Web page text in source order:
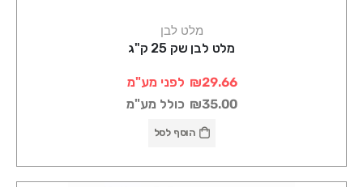
מלט לבן
מלט לבן שק 25 ק"ג
₪29.66 לפני מע"מ
₪35.00 כולל מע"מ
הוסף לסל